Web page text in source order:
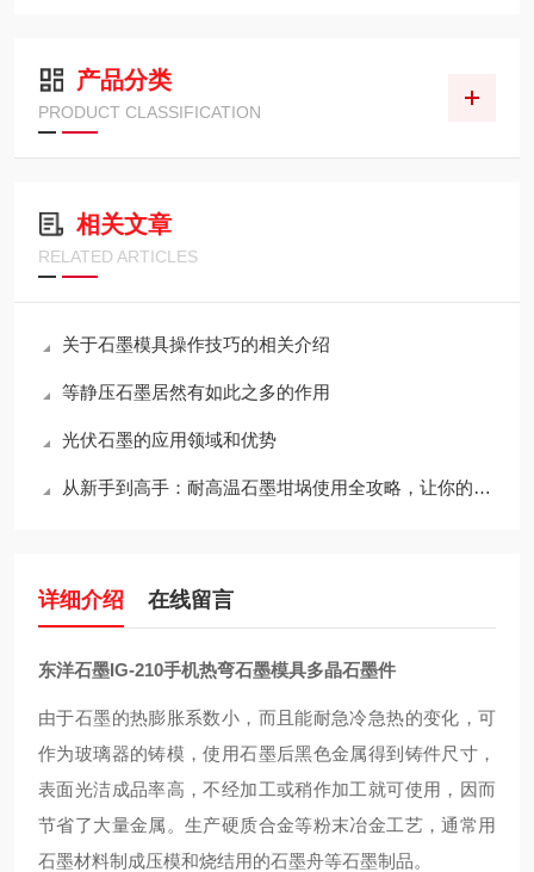
产品分类
PRODUCT CLASSIFICATION
相关文章
RELATED ARTICLES
关于石墨模具操作技巧的相关介绍
等静压石墨居然有如此之多的作用
光伏石墨的应用领域和优势
从新手到高手：耐高温石墨坩埚使用全攻略，让你的工作更出色！
详细介绍 在线留言
东洋石墨IG-210手机热弯石墨模具多晶石墨件
由于石墨的热膨胀系数小，而且能耐急冷急热的变化，可
作为玻璃器的铸模，使用石墨后黑色金属得到铸件尺寸，
表面光洁成品率高，不经加工或稍作加工就可使用，因而
节省了大量金属。生产硬质合金等粉末冶金工艺，通常用
石墨材料制成压模和烧结用的石墨舟等石墨制品。